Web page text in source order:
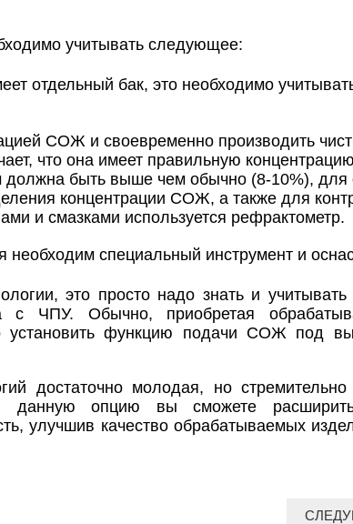
учитывать следующее:
отдельный бак, это необходимо
СОЖ и своевременно производить
что она имеет правильную
быть выше чем обычно (8-10%), для
концентрации СОЖ, а также для
и смазками используется рефрактометр.
специальный инструмент и
это просто надо знать и
с ЧПУ. Обычно, приобретая
установить функцию подачи СОЖ под
достаточно молодая, но
данную опцию вы сможете расширить
улучшив качество обрабатываемых